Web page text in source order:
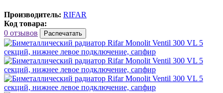
Производитель: RIFAR
Код товара:
0 отзывов
Распечатать